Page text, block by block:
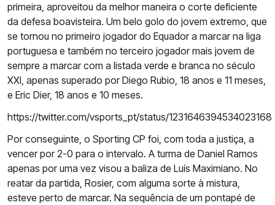
primeira, aproveitou da melhor maneira o corte deficiente
da defesa boavisteira. Um belo golo do jovem extremo, que
se tornou no primeiro jogador do Equador a marcar na liga
portuguesa e também no terceiro jogador mais jovem de
sempre a marcar com a listada verde e branca no século
XXI, apenas superado por Diego Rubio, 18 anos e 11 meses,
e Eric Dier, 18 anos e 10 meses.
https://twitter.com/vsports_pt/status/1231646394534023168
Por conseguinte, o Sporting CP foi, com toda a justiça, a
vencer por 2-0 para o intervalo. A turma de Daniel Ramos
apenas por uma vez visou a baliza de Luís Maximiano. No
reatar da partida, Rosier, com alguma sorte à mistura,
esteve perto de marcar. Na sequência de um pontapé de